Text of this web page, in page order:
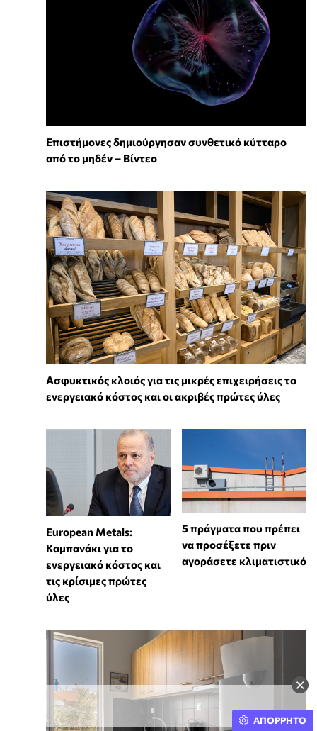
×
Επιστήμονες δημιούργησαν συνθετικό κύτταρο
από το μηδέν – Βίντεο
Ασφυκτικός κλοιός για τις μικρές επιχειρήσεις το
ενεργειακό κόστος και οι ακριβές πρώτες ύλες
European Metals:
Καμπανάκι για το
ενεργειακό κόστος και
τις κρίσιμες πρώτες
ύλες
5 πράγματα που πρέπει
να προσέξετε πριν
αγοράσετε κλιματιστικό
ΑΠΟΡΡΗΤΟ